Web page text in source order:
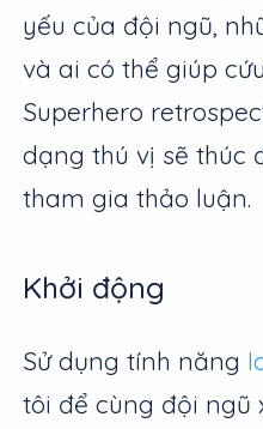
yếu của đội ngũ,
và ai có thể giúp
Superhero
dạng thú vị sẽ thúc
tham gia thảo luận.
Khởi động
Sử dụng tính năng
tôi để cùng đội ngũ